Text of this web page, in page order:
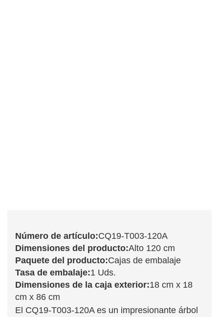
Número de artículo:CQ19-T003-120A
Dimensiones del producto:Alto 120 cm
Paquete del producto:Cajas de embalaje
Tasa de embalaje:1 Uds.
Dimensiones de la caja exterior:18 cm x 18
cm x 86 cm
El CQ19-T003-120A es un impresionante árbol